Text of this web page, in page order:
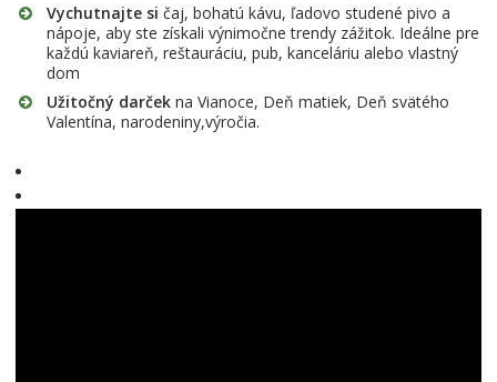
Vychutnajte si čaj, bohatú kávu, ľadovo studené pivo a
nápoje, aby ste získali výnimočne trendy zážitok. Ideálne pre
každú kaviareň, reštauráciu, pub, kanceláriu alebo vlastný
dom
Užitočný darčekna Vianoce, Deň matiek, Deň svätého
Valentína, narodeniny,výročia.